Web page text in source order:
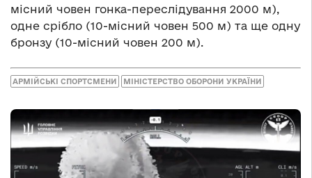
місний човен гонка-переслідування 2000 м),
одне срібло (10-місний човен 500 м) та ще одну
бронзу (10-місний човен 200 м).
АРМІЙСЬКІ СПОРТСМЕНИ МІНІСТЕРСТВО ОБОРОНИ УКРАЇНИ